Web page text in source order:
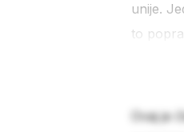
unije.
to
Ovaj je